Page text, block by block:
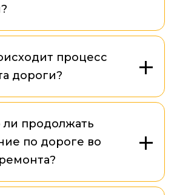
процесс
дороги?
продолжать
по дороге во